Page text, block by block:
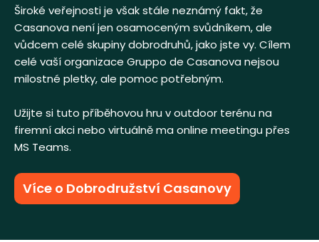
Široké veřejnosti je však stále neznámý fakt, že
Casanova není jen osamoceným svůdníkem, ale
vůdcem celé skupiny dobrodruhů, jako jste vy. Cílem
celé vaší organizace Gruppo de Casanova nejsou
milostné pletky, ale pomoc potřebným.
Užijte si tuto příběhovou hru v outdoor terénu na
firemní akci nebo virtuálně ma online meetingu přes
MS Teams.
Více o Dobrodružství Casanovy